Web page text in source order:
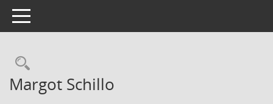
Toggle navigation
Rechercheauswahl
Margot Schillo